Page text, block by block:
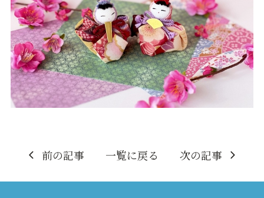
前の記事 一覧に戻る 次の記事